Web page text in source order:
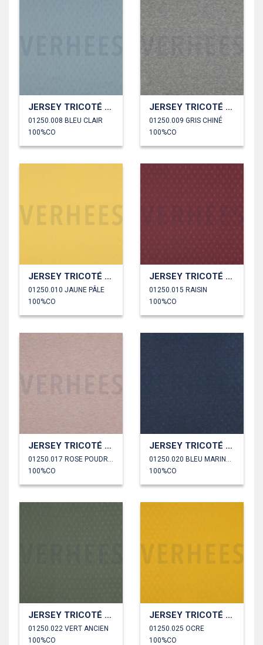
JERSEY TRICOTÉ AJOURÉ
01250.008 BLEU CLAIR
100%CO
JERSEY TRICOTÉ AJOURÉ
01250.009 GRIS CHINÉ
100%CO
JERSEY TRICOTÉ AJOURÉ
01250.010 JAUNE PÂLE
100%CO
JERSEY TRICOTÉ AJOURÉ
01250.015 RAISIN
100%CO
JERSEY TRICOTÉ AJOURÉ
100%CO
JERSEY TRICOTÉ AJOURÉ
100%CO
JERSEY TRICOTÉ AJOURÉ
01250.022 VERT ANCIEN
100%CO
JERSEY TRICOTÉ AJOURÉ
01250.025 OCRE
100%CO